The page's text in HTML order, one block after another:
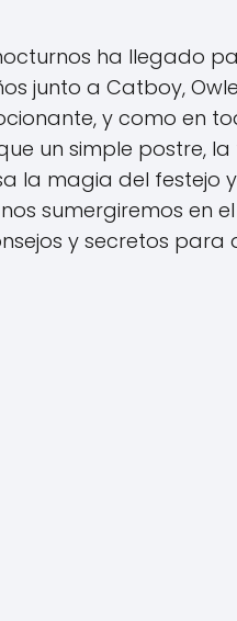
ha llegado
junto a Catboy,
y como en
un simple postre,
la magia del festejo
sumergiremos en
y secretos